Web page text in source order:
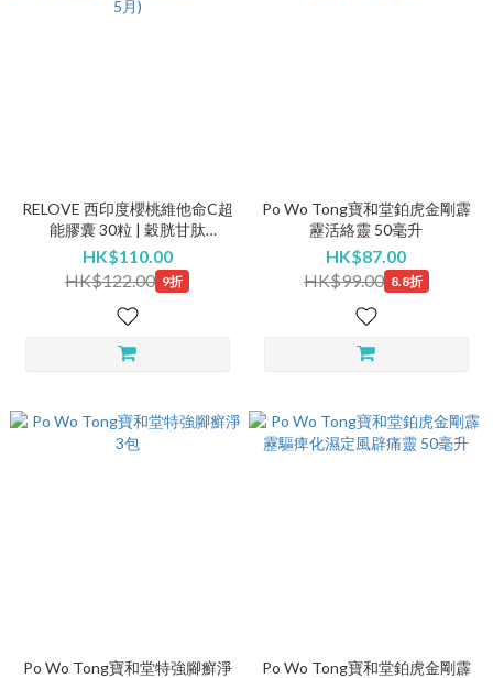
RELOVE 西印度櫻桃維他命C超
能膠囊 30粒 | 穀胱甘肽
(EXP:27年5月)
HK$110.00
HK$122.00 9折
Po Wo Tong寶和堂鉑虎金剛霹
靂活絡靈 50毫升
HK$87.00
HK$99.00 8.8折
Po Wo Tong寶和堂特強腳癬淨
Po Wo Tong寶和堂鉑虎金剛霹